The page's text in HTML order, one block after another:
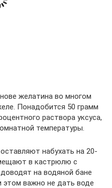
желатина во многом
Понадобится 50 грамм
раствора уксуса,
температуры.
набухать на 20-
в кастрюлю с
на водяной бане
этом важно не дать воде